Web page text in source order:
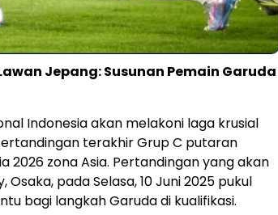
Jepang: Susunan Pemain Garuda
Indonesia akan melakoni laga krusial
terakhir Grup C putaran
2026 zona Asia. Pertandingan yang akan
Osaka, pada Selasa, 10 Juni 2025 pukul
bagi langkah Garuda di kualifikasi.